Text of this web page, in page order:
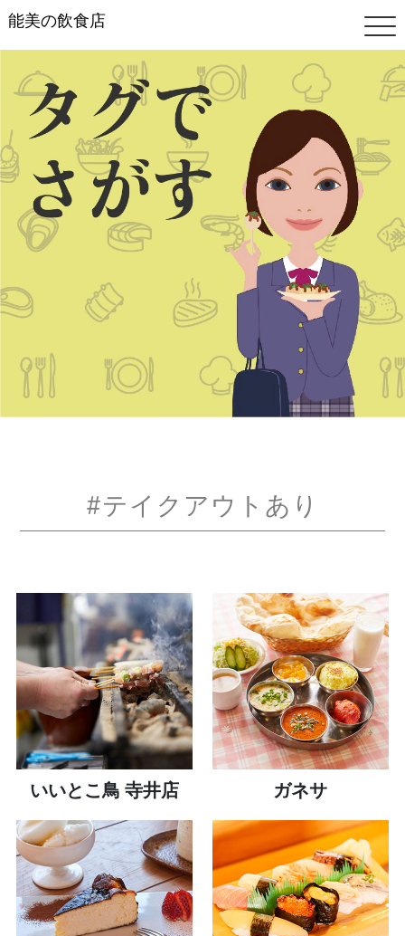
能美の飲食店
#テイクアウトあり
いいとこ鳥 寺井店 ガネサ